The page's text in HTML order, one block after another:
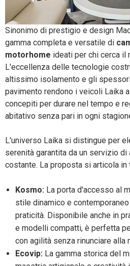
Sinonimo di prestigio e design
gamma completa e versatile di
motorhome ideati per chi cerca il
L'eccellenza delle tecnologie
altissimo isolamento e gli
pavimento rendono i veicoli Laika
concepiti per durare nel tempo e
abitativo senza pari in ogni
L'universo Laika si distingue per
serenità garantita da un servizio
costante. La proposta si articola in
Kosmo: La porta d'accesso al
stile dinamico e
praticità. Disponibile anche in
e modelli compatti, è perfetta
con agilità senza rinunciare alla
Ecovip: La gamma storica del